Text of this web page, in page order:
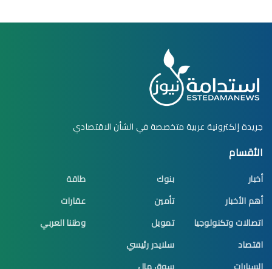
جريدة إلكترونية عربية متخصصة في الشأن الاقتصادي
الأقسام
أخبار
أهم الأخبار
اتصالات وتكنولوجيا
اقتصاد
بنوك
تأمين
تمويل
سلايدر رئيسي
طاقة
عقارات
وطننا العربي